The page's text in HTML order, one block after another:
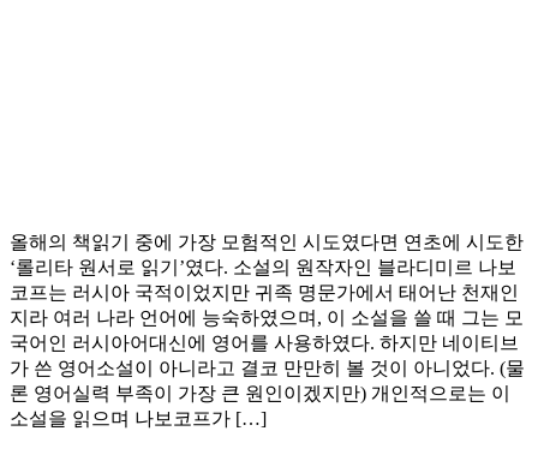
올해의 책읽기 중에 가장 모험적인 시도였다면 연초에 시도한
‘롤리타 원서로 읽기’였다. 소설의 원작자인 블라디미르 나보
코프는 러시아 국적이었지만 귀족 명문가에서 태어난 천재인
지라 여러 나라 언어에 능숙하였으며, 이 소설을 쓸 때 그는 모
국어인 러시아어대신에 영어를 사용하였다. 하지만 네이티브
가 쓴 영어소설이 아니라고 결코 만만히 볼 것이 아니었다. (물
론 영어실력 부족이 가장 큰 원인이겠지만) 개인적으로는 이
소설을 읽으며 나보코프가 […]